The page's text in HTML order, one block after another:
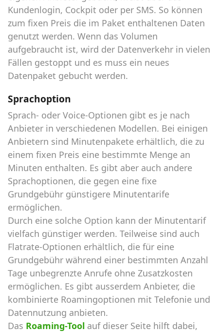
Kundenlogin, Cockpit oder per SMS. So können
zum fixen Preis die im Paket enthaltenen Daten
genutzt werden. Wenn das Volumen
aufgebraucht ist, wird der Datenverkehr in vielen
Fällen gestoppt und es muss ein neues
Datenpaket gebucht werden.
Sprachoption
Sprach- oder Voice-Optionen gibt es je nach
Anbieter in verschiedenen Modellen. Bei einigen
Anbietern sind Minutenpakete erhältlich, die zu
einem fixen Preis eine bestimmte Menge an
Minuten enthalten. Es gibt aber auch andere
Sprachoptionen, die gegen eine fixe
Grundgebühr günstigere Minutentarife
ermöglichen.
Durch eine solche Option kann der Minutentarif
vielfach günstiger werden. Teilweise sind auch
Flatrate-Optionen erhältlich, die für eine
Grundgebühr während einer bestimmten Anzahl
Tage unbegrenzte Anrufe ohne Zusatzkosten
ermöglichen. Es gibt ausserdem Anbieter, die
kombinierte Roamingoptionen mit Telefonie und
Datennutzung anbieten.
Das Roaming-Tool auf dieser Seite hilft dabei,